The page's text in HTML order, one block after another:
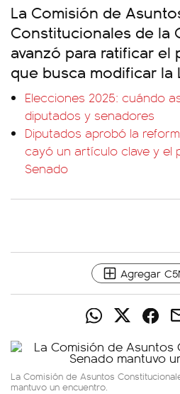
La Comisión de
Constitucionales de la
avanzó para ratificar
que busca modificar la
Elecciones 2025: cuándo
diputados y senadores
Diputados aprobó la
cayó un artículo clave y el
Senado
Agregar
La Comisión de Asuntos
mantuvo un encuentro.